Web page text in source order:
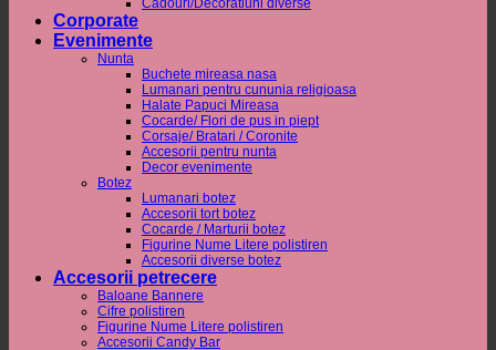
Cadouri/Decoratiuni diverse
Corporate
Evenimente
Nunta
Buchete mireasa nasa
Lumanari pentru cununia religioasa
Halate Papuci Mireasa
Cocarde/ Flori de pus in piept
Corsaje/ Bratari / Coronite
Accesorii pentru nunta
Decor evenimente
Botez
Lumanari botez
Accesorii tort botez
Cocarde / Marturii botez
Figurine Nume Litere polistiren
Accesorii diverse botez
Accesorii petrecere
Baloane Bannere
Cifre polistiren
Figurine Nume Litere polistiren
Accesorii Candy Bar